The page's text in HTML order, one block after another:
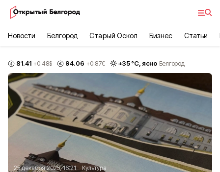
Новости Белгород Старый Оскол Бизнес Статьи
81.41 +0.48$ 94.06 +0.87€ +35°С, ясно Белгород
25 декабря 2025, 16:21
Культура